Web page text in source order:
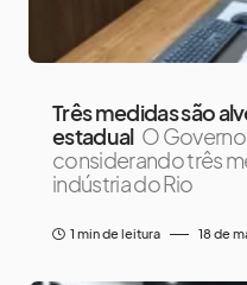
Três medidas são
estadual O
considerando três
indústria do Rio
1 min de leitura 18 de